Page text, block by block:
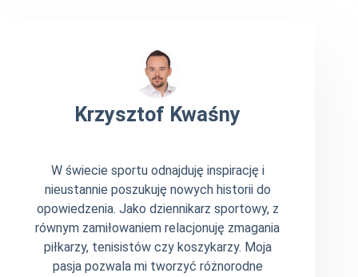
Krzysztof Kwaśny
W świecie sportu odnajduję inspirację i
nieustannie poszukuję nowych historii do
opowiedzenia. Jako dziennikarz sportowy, z
równym zamiłowaniem relacjonuję zmagania
piłkarzy, tenisistów czy koszykarzy. Moja
pasja pozwala mi tworzyć różnorodne